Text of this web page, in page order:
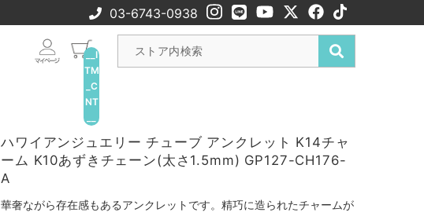
03-6743-0938
__I
TM
_C
NT
ハワイアンジュエリー チューブ アンクレット K14チャ
ーム K10あずきチェーン(太さ1.5mm) GP127-CH176-
A
華奢ながら存在感もあるアンクレットです。精巧に造られたチャームが